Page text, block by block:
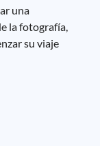
una
la fotografía,
su viaje